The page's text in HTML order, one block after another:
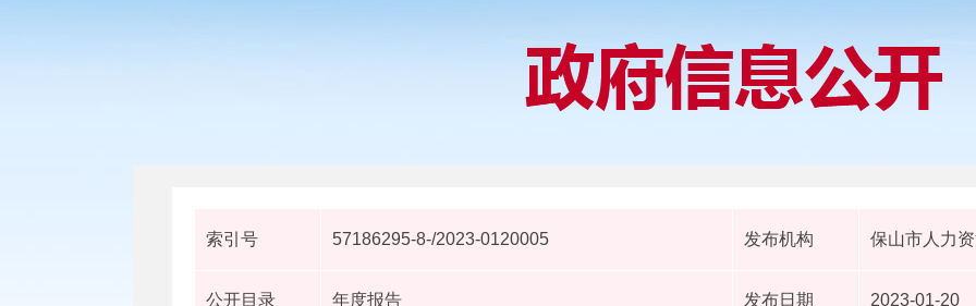
索引号 57186295-8-/2023-0120005 发布机构 保山市人力
公开目录 年度报告 发布日期 2023-01-20